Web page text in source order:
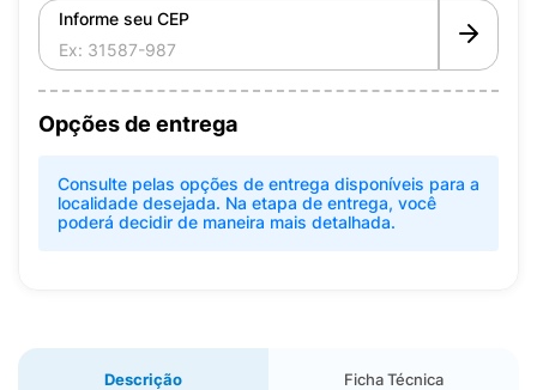
Informe seu CEP
Opções de entrega
Consulte pelas opções de entrega disponíveis para a
localidade desejada. Na etapa de entrega, você
poderá decidir de maneira mais detalhada.
Descrição Ficha Técnica